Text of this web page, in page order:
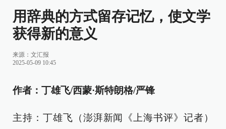
用辞典的方式留存记忆，使文学
获得新的意义
来源：文汇报
2025-05-09 10:45
作者：丁雄飞/西蒙·斯特朗格/严锋
主持：丁雄飞（澎湃新闻《上海书评》记者）